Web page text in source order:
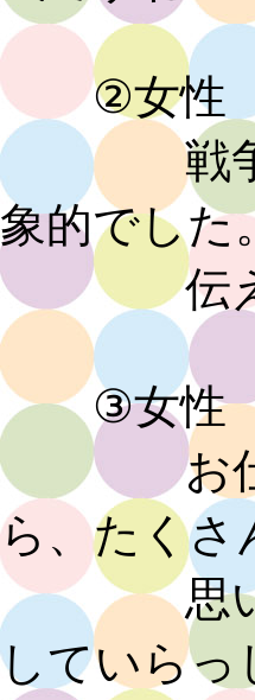
②女性
戦争で両
象的でした
伝えてく
③女性
お仕事や
ら、たくさ
思います
していらっ